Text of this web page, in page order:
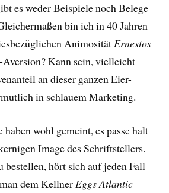
es weder Beispiele noch Belege
bin ich in 40 Jahren
AnimositätErnestos
Aversion? Kann sein, vielleicht
an dieser ganzen Eier-
in schlauem Marketing.
wohl gemeint, es passe halt
Image des Schriftstellers.
bestellen, hört sich auf jeden Fall
dem KellnerEggs Atlantic